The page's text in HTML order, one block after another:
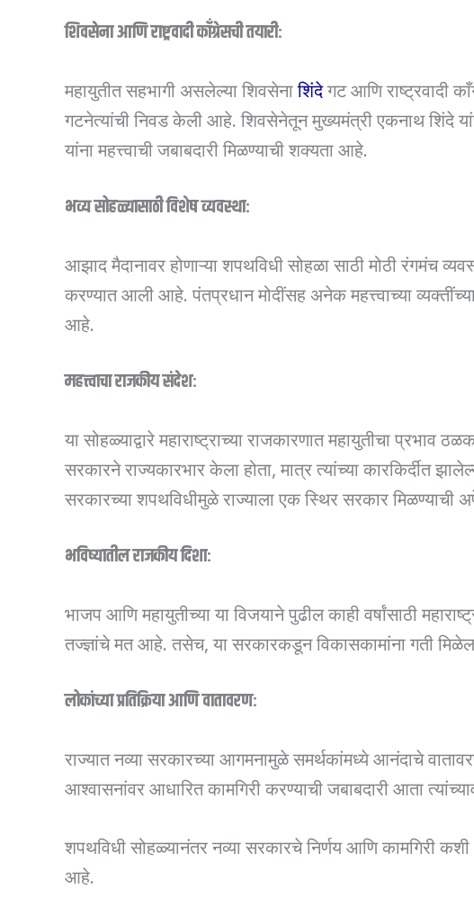
शिवसेना आणि राष्ट्रवादी काँग्रेसची तयारी:
महायुतीत सहभागी असलेल्या शिवसेनाशिंदेगट आणि राष्ट्रवादी
गटनेत्यांची निवड केली आहे. शिवसेनेतून मुख्यमंत्री एकनाथ शिंदे
यांना महत्त्वाची जबाबदारी मिळण्याची शक्यता आहे.
भव्य सोहळ्यासाठी विशेष व्यवस्था:
आझाद मैदानावर होणाऱ्या शपथविधी सोहळा साठी मोठी रंगमंच
करण्यात आली आहे. पंतप्रधान मोदींसह अनेक महत्त्वाच्या
आहे.
महत्त्वाचा राजकीय संदेश:
या सोहळ्याद्वारे महाराष्ट्राच्या राजकारणात महायुतीचा प्रभाव
सरकारने राज्यकारभार केला होता, मात्र त्यांच्या कारकिर्दीत
सरकारच्या शपथविधीमुळे राज्याला एक स्थिर सरकार मिळण्याची
भविष्यातील राजकीय दिशा:
भाजप आणि महायुतीच्या या विजयाने पुढील काही वर्षांसाठी
तज्ज्ञांचे मत आहे. तसेच, या सरकारकडून विकासकामांना गती
लोकांच्या प्रतिक्रिया आणि वातावरण:
राज्यात नव्या सरकारच्या आगमनामुळे समर्थकांमध्ये आनंदाचे
आश्वासनांवर आधारित कामगिरी करण्याची जबाबदारी आता
शपथविधी सोहळ्यानंतर नव्या सरकारचे निर्णय आणि कामगिरी
आहे.